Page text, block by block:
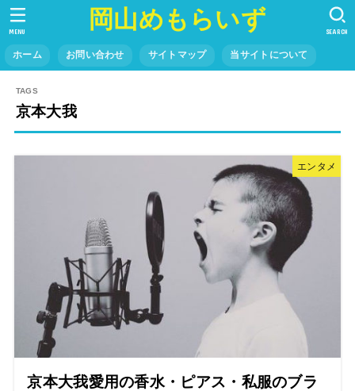
岡山めもらいず
ホーム お問い合わせ サイトマップ 当サイトについて
SEARCH
MENU
京本大我
エンタメ
京本大我愛用の香水・ピアス・私服のブラ